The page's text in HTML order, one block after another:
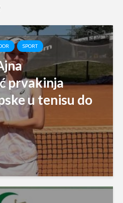
SPORT
prvakinja
u tenisu do